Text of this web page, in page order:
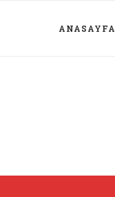
ANASAYFA